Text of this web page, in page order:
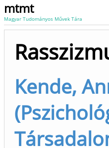
mtmt
Magyar Tudományos Művek Tára
Kende,